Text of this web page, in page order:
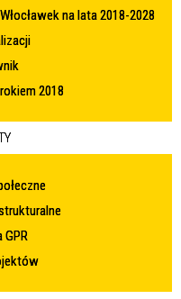
na lata 2018-2028
2018
GPR